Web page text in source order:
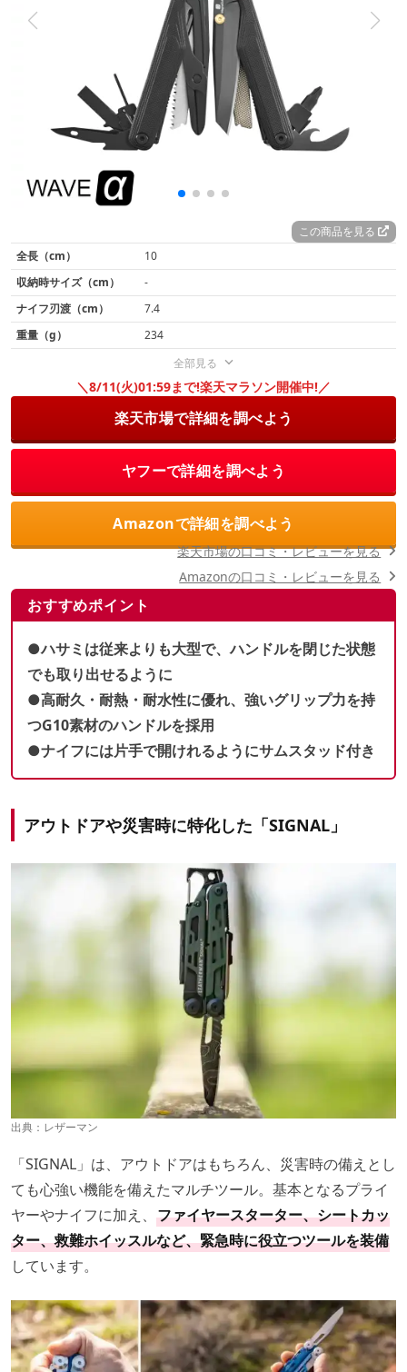
この商品を見る
全長（cm）
10
収納時サイズ（cm）
-
ナイフ刃渡（cm）
7.4
重量（g）
234
全部見る
＼8/11(火)01:59まで!楽天マラソン開催中!／
楽天市場で詳細を調べよう
ヤフーで詳細を調べよう
Amazonで詳細を調べよう
おすすめポイント
●ハサミは従来よりも大型で、ハンドルを閉じた状態
でも取り出せるように
●高耐久・耐熱・耐水性に優れ、強いグリップ力を持
つG10素材のハンドルを採用
●ナイフには片手で開けれるようにサムスタッド付き
楽天市場の口コミ・レビューを見る
Amazonの口コミ・レビューを見る
アウトドアや災害時に特化した「SIGNAL」
出典： レザーマン
「SIGNAL」は、アウトドアはもちろん、災害時の備えとし
ても心強い機能を備えたマルチツール。基本となるプライ
ヤーやナイフに加え、 ファイヤースターター、シートカッ
ター、救難ホイッスルなど、緊急時に役立つツールを装備
しています。